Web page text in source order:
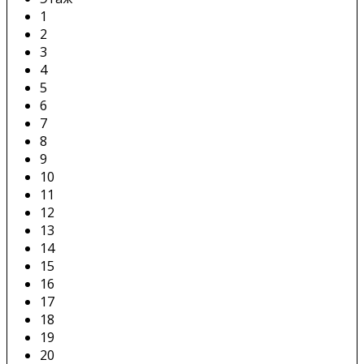
1
2
3
4
5
6
7
8
9
10
11
12
13
14
15
16
17
18
19
20